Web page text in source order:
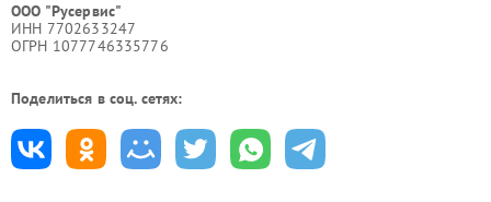
ООО "Русервис"
ИНН 7702633247
ОГРН 1077746335776
Поделиться в соц. сетях: